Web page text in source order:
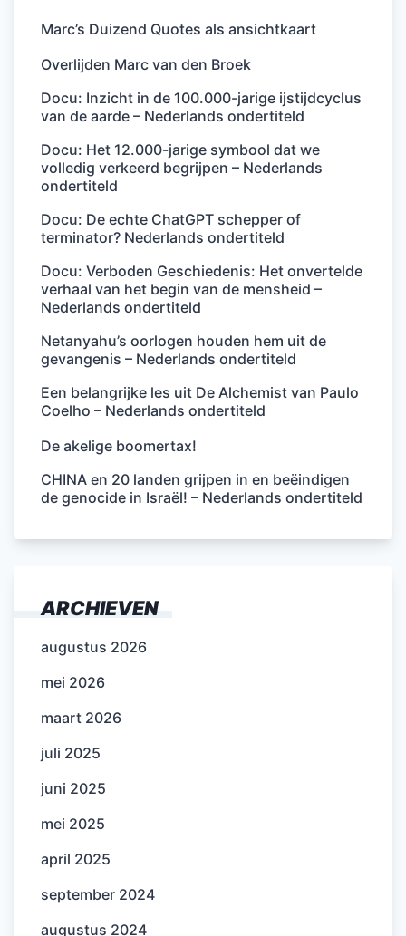
Marc’s Duizend Quotes als ansichtkaart
Overlijden Marc van den Broek
Docu: Inzicht in de 100.000-jarige ijstijdcyclus
van de aarde – Nederlands ondertiteld
Docu: Het 12.000-jarige symbool dat we
volledig verkeerd begrijpen – Nederlands
ondertiteld
Docu: De echte ChatGPT schepper of
terminator? Nederlands ondertiteld
Docu: Verboden Geschiedenis: Het onvertelde
verhaal van het begin van de mensheid –
Nederlands ondertiteld
Netanyahu’s oorlogen houden hem uit de
gevangenis – Nederlands ondertiteld
Een belangrijke les uit De Alchemist van Paulo
Coelho – Nederlands ondertiteld
De akelige boomertax!
CHINA en 20 landen grijpen in en beëindigen
de genocide in Israël! – Nederlands ondertiteld
ARCHIEVEN
augustus 2026
mei 2026
maart 2026
juli 2025
juni 2025
mei 2025
april 2025
september 2024
augustus 2024